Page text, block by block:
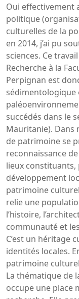
Oui effectivement
politique
culturelles de la
en 2014, j’ai pu
sciences. Ce
Recherche à la
Perpignan est
sédimentologique
succédés dans le
Mauritanie). Dans
de patrimoine se
reconnaissance
lieux
développement
patrimoine
relie une
l’histoire,
communauté et
C’est un héritage
identités locales.
patrimoine
La thématique de
occupe une place